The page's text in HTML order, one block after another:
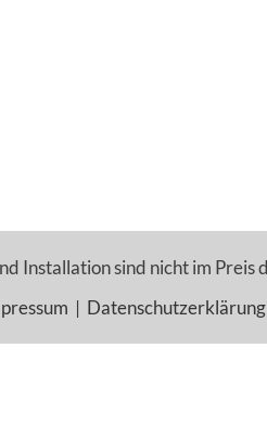
Installation sind nicht im
| Datenschutzerklärung